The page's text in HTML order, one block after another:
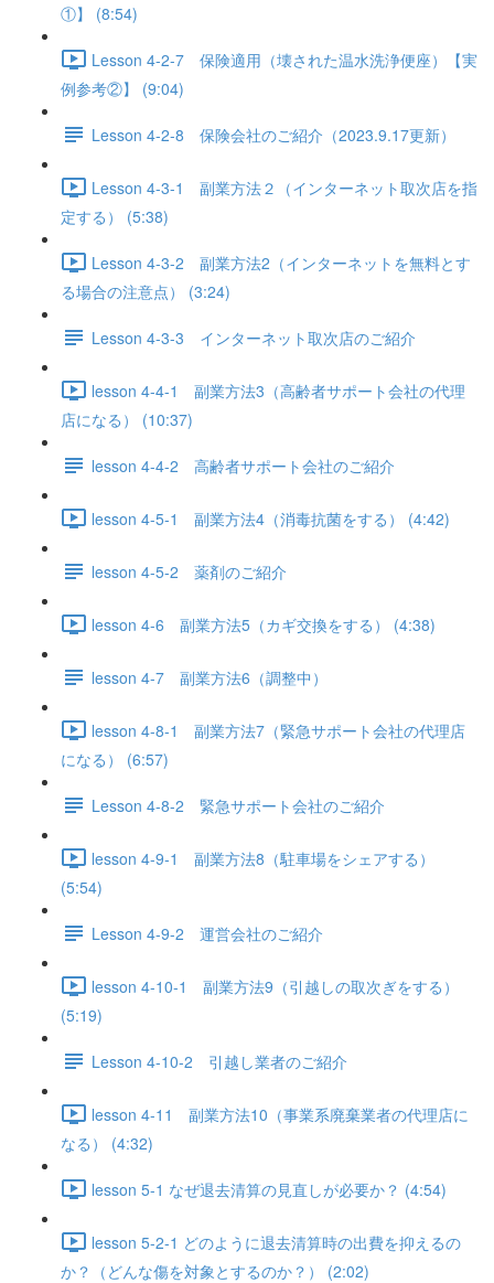
①】 (8:54)
Lesson 4-2-7 保険適用（壊された温水洗浄便座）【実
例参考②】 (9:04)
Lesson 4-2-8 保険会社のご紹介（2023.9.17更新）
Lesson 4-3-1 副業方法２（インターネット取次店を指
定する） (5:38)
Lesson 4-3-2 副業方法2（インターネットを無料とす
る場合の注意点） (3:24)
Lesson 4-3-3 インターネット取次店のご紹介
lesson 4-4-1 副業方法3（高齢者サポート会社の代理
店になる） (10:37)
lesson 4-4-2 高齢者サポート会社のご紹介
lesson 4-5-1 副業方法4（消毒抗菌をする） (4:42)
lesson 4-5-2 薬剤のご紹介
lesson 4-6 副業方法5（カギ交換をする） (4:38)
lesson 4-7 副業方法6（調整中）
lesson 4-8-1 副業方法7（緊急サポート会社の代理店
になる） (6:57)
Lesson 4-8-2 緊急サポート会社のご紹介
lesson 4-9-1 副業方法8（駐車場をシェアする）
(5:54)
Lesson 4-9-2 運営会社のご紹介
lesson 4-10-1 副業方法9（引越しの取次ぎをする）
(5:19)
Lesson 4-10-2 引越し業者のご紹介
lesson 4-11 副業方法10（事業系廃棄業者の代理店に
なる） (4:32)
lesson 5-1 なぜ退去清算の見直しが必要か？ (4:54)
lesson 5-2-1 どのように退去清算時の出費を抑えるの
か？（どんな傷を対象とするのか？） (2:02)